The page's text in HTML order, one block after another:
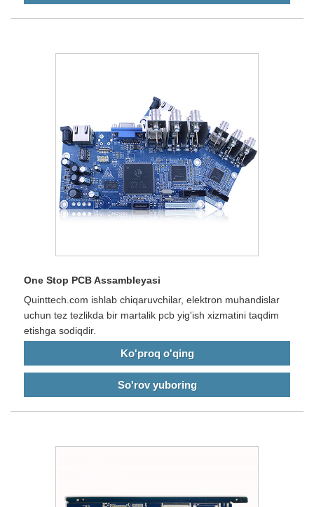
One Stop PCB Assambleyasi
Quinttech.com ishlab chiqaruvchilar, elektron muhandislar
uchun tez tezlikda bir martalik pcb yig'ish xizmatini taqdim
etishga sodiqdir.
Ko'proq o'qing
So'rov yuboring